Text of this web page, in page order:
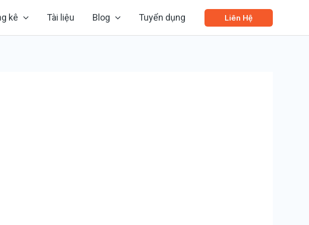
kê Tài liệu Blog Tuyển dụng Liên Hệ